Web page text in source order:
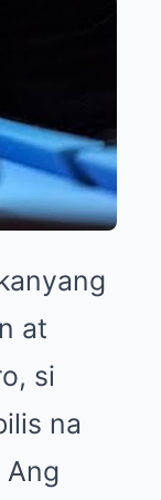
at
si
na
Ang